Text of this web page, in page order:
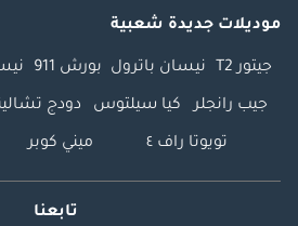
موديلات جديدة شعبية
جيتور T2 نيسان باترول بورش 911
جيب رانجلر كيا سيلتوس دودج
تويوتا راف ٤ ميني كوبر
تابعنا